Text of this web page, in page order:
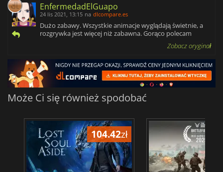
EnfermedadElGuapo
24 lis 2021, 13:15 na dlcompare.es
Dużo zabawy. Wszystkie animacje wyglądają świetnie, a
rozgrywka jest więcej niż zabawna. Gorąco polecam
Zobacz oryginał
Może Ci się również spodobać
104.42zł